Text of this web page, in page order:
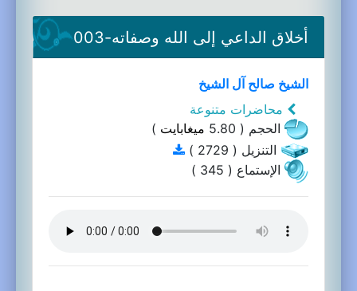
أخلاق الداعي إلى الله وصفاته-003
الشيخ صالح آل الشيخ
محاضرات متنوعة
الحجم ( 5.80
ميغابايت )
التنزيل ( 2729 )
الإستماع ( 345 )